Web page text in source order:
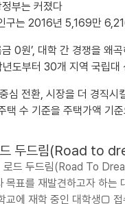
부는 커졌다
구는 2016년 5,169만
0원’, 대학 간 경쟁을 왜
도부터 30개 지역 국립대
심 전환, 시장을 더 경직시
요약 ◆ 주택 수 기준을 주
두드림(Road to
로드 두드림(Road To
목표를 재발견하고자 하는
교에 재학 중인 대학생□